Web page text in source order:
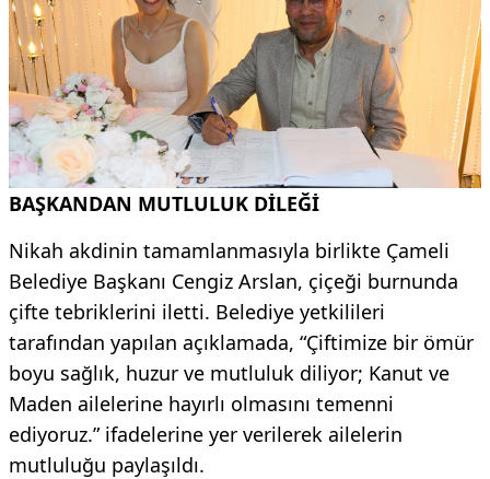
BAŞKANDAN MUTLULUK DİLEĞİ
Nikah akdinin tamamlanmasıyla birlikte Çameli
Belediye Başkanı Cengiz Arslan, çiçeği burnunda
çifte tebriklerini iletti. Belediye yetkilileri
tarafından yapılan açıklamada, “Çiftimize bir ömür
boyu sağlık, huzur ve mutluluk diliyor; Kanut ve
Maden ailelerine hayırlı olmasını temenni
ediyoruz.” ifadelerine yer verilerek ailelerin
mutluluğu paylaşıldı.